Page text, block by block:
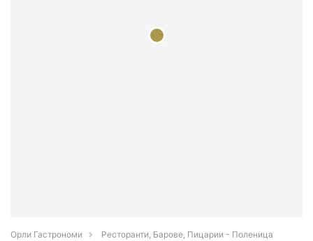
Орли Гастрономи
Ресторанти, Барове, Пицарии - Поленица